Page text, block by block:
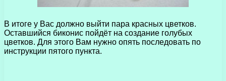
В итоге у Вас должно выйти пара красных цветков.
Оставшийся биконис пойдёт на создание голубых
цветков. Для этого Вам нужно опять последовать по
инструкции пятого пункта.